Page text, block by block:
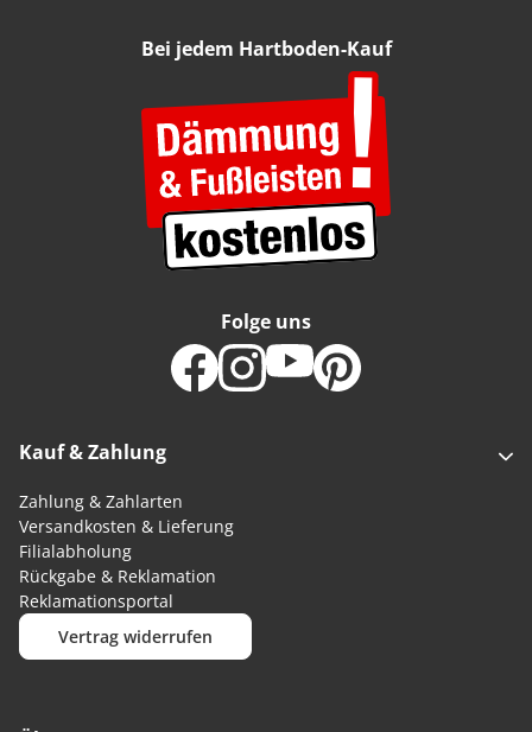
Bei jedem Hartboden-Kauf
Kauf & Zahlung
Zahlung & Zahlarten
Versandkosten & Lieferung
Filialabholung
Rückgabe & Reklamation
Reklamationsportal
Vertrag widerrufen
Folge uns